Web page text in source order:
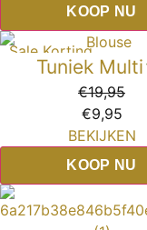
KOOP NU
Sale Korting
Tuniek
€19,95
€9,95
BEKIJKEN
KOOP NU